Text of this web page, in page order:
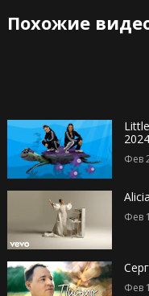
Похожие
2024
Фев
Фев
Фев